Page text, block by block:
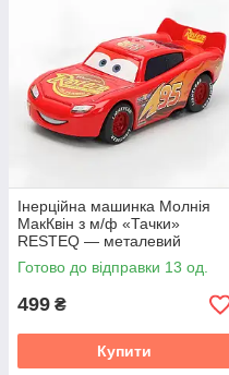
Інерційна машинка Молнія
МакКвін з м/ф «Тачки»
RESTEQ — металевий
автомобіль Lightning
McQueen, 8 см
Готово до відправки 13 од.
499 ₴
Купити